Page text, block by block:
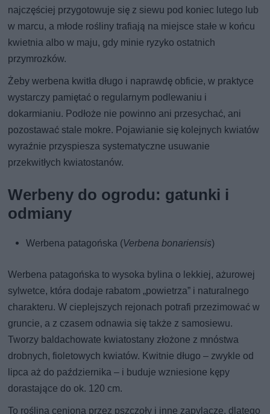
najczęściej przygotowuje się z siewu pod koniec lutego lub
w marcu, a młode rośliny trafiają na miejsce stałe w końcu
kwietnia albo w maju, gdy minie ryzyko ostatnich
przymrozków.
Żeby werbena kwitła długo i naprawdę obficie, w praktyce
wystarczy pamiętać o regularnym podlewaniu i
dokarmianiu. Podłoże nie powinno ani przesychać, ani
pozostawać stale mokre. Pojawianie się kolejnych kwiatów
wyraźnie przyspiesza systematyczne usuwanie
przekwitłych kwiatostanów.
Werbeny do ogrodu: gatunki i
odmiany
Werbena patagońska (Verbena bonariensis)
Werbena patagońska to wysoka bylina o lekkiej, ażurowej
sylwetce, która dodaje rabatom „powietrza” i naturalnego
charakteru. W cieplejszych rejonach potrafi przezimować w
gruncie, a z czasem odnawia się także z samosiewu.
Tworzy baldachowate kwiatostany złożone z mnóstwa
drobnych, fioletowych kwiatów. Kwitnie długo – zwykle od
lipca aż do października – i buduje wzniesione kępy
dorastające do ok. 120 cm.
To roślina ceniona przez pszczoły i inne zapylacze, dlatego